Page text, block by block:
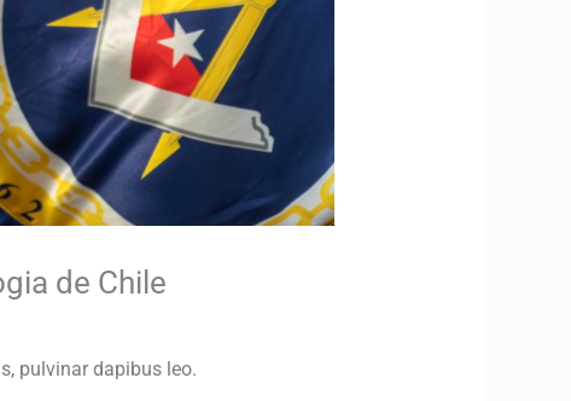
de Chile
pulvinar dapibus leo.